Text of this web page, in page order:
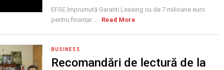
EFSE împrumută Garanti Leasing cu de 7 milioane euro
pentru finanţar ... Read More
BUSINESS
Recomandări de lectură de la